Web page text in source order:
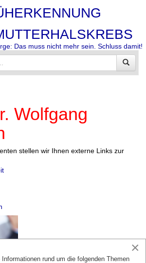
Das muss nicht mehr sein. Schluss damit!
Wolfgang
stellen wir Ihnen externe Links zur
×
rund um die folgenden Themen